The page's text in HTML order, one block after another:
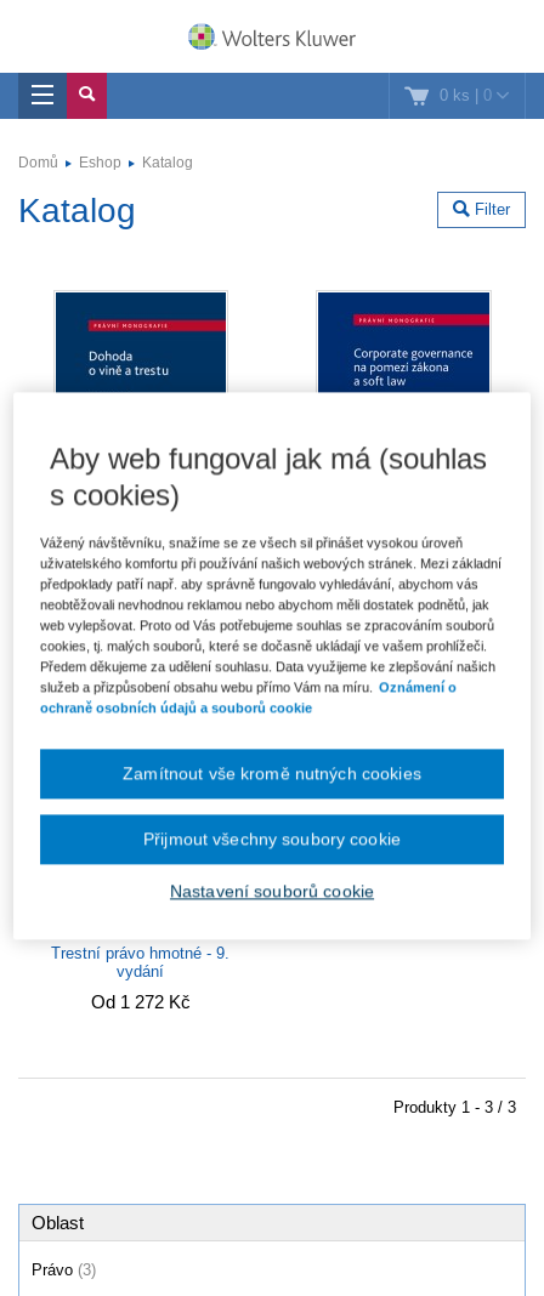
0 ks | 0
Domů Eshop Katalog
Filter
Katalog
Dohoda o vině a trestu
Od 556 Kč
Corporate governance na
pomezí zákona a soft law
Od 535 Kč
Trestní právo hmotné - 9.
vydání
Od 1 272 Kč
Produkty 1 - 3 / 3
Oblast
Právo (3)
Aby web fungoval jak má (souhlas
s cookies)
Vážený návštěvníku, snažíme se ze všech sil přinášet vysokou úroveň
uživatelského komfortu při používání našich webových stránek. Mezi základní
předpoklady patří např. aby správně fungovalo vyhledávání, abychom vás
neobtěžovali nevhodnou reklamou nebo abychom měli dostatek podnětů, jak
web vylepšovat. Proto od Vás potřebujeme souhlas se zpracováním souborů
cookies, tj. malých souborů, které se dočasně ukládají ve vašem prohlížeči.
Předem děkujeme za udělení souhlasu. Data využijeme ke zlepšování našich
služeb a přizpůsobení obsahu webu přímo Vám na míru. Oznámení o
ochraně osobních údajů a souborů cookie
Nastavení souborů cookie
Zamítnout vše kromě nutných cookies
Přijmout všechny soubory cookie